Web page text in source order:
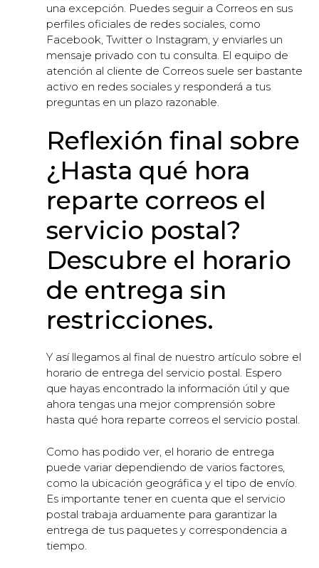
una excepción. Puedes seguir a Correos en sus
perfiles oficiales de redes sociales, como
Facebook, Twitter o Instagram, y enviarles un
mensaje privado con tu consulta. El equipo de
atención al cliente de Correos suele ser bastante
activo en redes sociales y responderá a tus
preguntas en un plazo razonable.
Reflexión final sobre
¿Hasta qué hora
reparte correos el
servicio postal?
Descubre el horario
de entrega sin
restricciones.
Y así llegamos al final de nuestro artículo sobre el
horario de entrega del servicio postal. Espero
que hayas encontrado la información útil y que
ahora tengas una mejor comprensión sobre
hasta qué hora reparte correos el servicio postal.
Como has podido ver, el horario de entrega
puede variar dependiendo de varios factores,
como la ubicación geográfica y el tipo de envío.
Es importante tener en cuenta que el servicio
postal trabaja arduamente para garantizar la
entrega de tus paquetes y correspondencia a
tiempo.